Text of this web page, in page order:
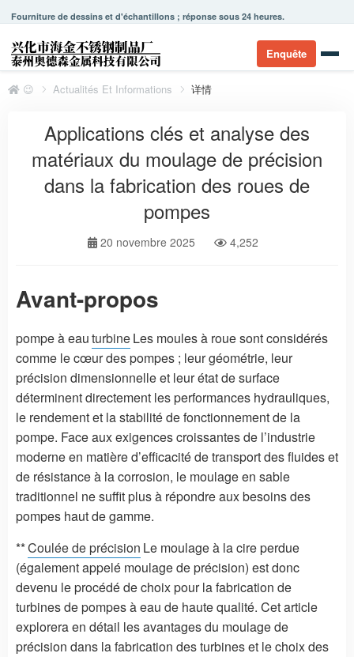
Fourniture de dessins et d'échantillons ; réponse sous 24 heures.
Enquête
😉 Actualités Et Informations 详情
Applications clés et analyse des
matériaux du moulage de précision
dans la fabrication des roues de
pompes
20 novembre 2025 4,252
Avant-propos
pompe à eauturbineLes moules à roue sont considérés
comme le cœur des pompes ; leur géométrie, leur
précision dimensionnelle et leur état de surface
déterminent directement les performances hydrauliques,
le rendement et la stabilité de fonctionnement de la
pompe. Face aux exigences croissantes de l’industrie
moderne en matière d’efficacité de transport des fluides et
de résistance à la corrosion, le moulage en sable
traditionnel ne suffit plus à répondre aux besoins des
pompes haut de gamme.
**Coulée de précision Le moulage à la cire perdue
(également appelé moulage de précision) est donc
devenu le procédé de choix pour la fabrication de
turbines de pompes à eau de haute qualité. Cet article
explorera en détail les avantages du moulage de
précision dans la fabrication des turbines et le choix des